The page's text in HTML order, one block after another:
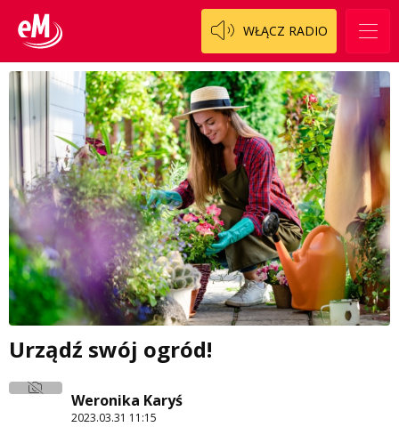
WŁĄCZ RADIO
Urządź swój ogród!
Weronika Karyś
2023.03.31 11:15